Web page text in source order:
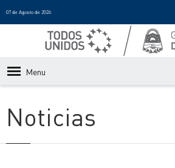
07 de Agosto de 2026
Menu
Noticias